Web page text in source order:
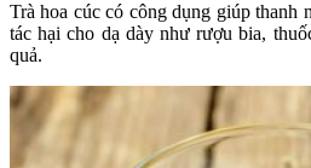
Trà hoa cúc có công dụng giúp thanh
tác hại cho dạ dày như rượu bia,
quả.